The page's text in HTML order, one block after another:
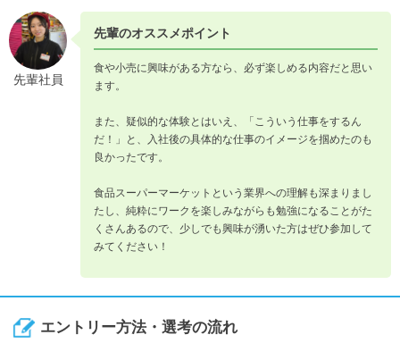
先輩社員
先輩のオススメポイント
食や小売に興味がある方なら、必ず楽しめる内容だと思い
ます。
また、疑似的な体験とはいえ、「こういう仕事をするん
だ！」と、入社後の具体的な仕事のイメージを掴めたのも
良かったです。
食品スーパーマーケットという業界への理解も深まりまし
たし、純粋にワークを楽しみながらも勉強になることがた
くさんあるので、少しでも興味が湧いた方はぜひ参加して
みてください！
エントリー方法・選考の流れ